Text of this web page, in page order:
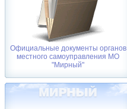
Официальные документы органов
местного самоуправления МО
"Мирный"